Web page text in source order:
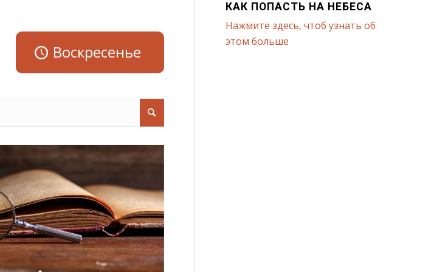
Воскресенье
КАК ПОПАСТЬ НА НЕБЕСА
Нажмите здесь, чтоб узнать об
этом больше